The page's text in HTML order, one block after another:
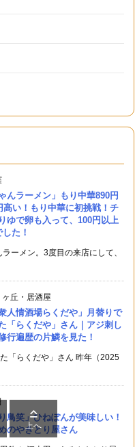
んラーメン」もり中華890円
高い！もり中華に初挑戦！チ
ゆで卵も入って、100円以上
た！
ーメン。3度目の来店にして、
丘・居酒屋
人情酒場らくだや」月替りで
「らくだや」さん｜アジ刺し
行遍歴の片鱗を見た！
「らくだや」さん 昨年（2025
鳥笑」ひねぽんが美味しい！
のやきとり屋さん

上へ